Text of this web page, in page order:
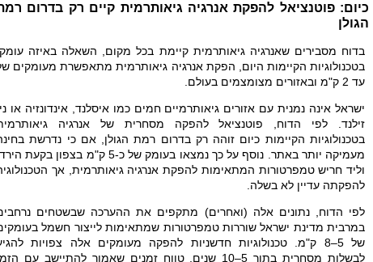
כיום: פוטנציאל להפקת אנרגיה גיאותרמית קיים רק בדרום
הגולן
בדוח מסבירים שאנרגיה גיאותרמית קיימת בכל מקום, השאלה באיזה
בטכנולוגיות הקיימות היום, הפקת אנרגיה גיאותרמית מתאפשרת מעומקים
עד 2 ק"מ ובאזורים מצומצמים בעולם.
ישראל אינה נמנית עם אזורים גיאותרמיים חמים כמו איסלנד, אינדונזיה או
זילנד. לפי הדוח, פוטנציאל להפקה מסחרית של אנרגיה
בטכנולוגיות הקיימות כיום זוהה רק בדרום רמת הגולן, אם כי נדרשת
מעמיקה יותר באתר
נוסף על כך נמצאו בעומק של כ-5 ק"מ בצפון בקעת
וליד חריש טמפרטורות המתאימות להפקת אנרגיה גיאותרמית, אך
להפקתה עדיין לא בשלה.
לפי הדוח, נתונים אלה (ואחרים) מתקפים את ההערכה שבשטחים
במרבית מדינת ישראל שוררות טמפרטורות שמתאימות לייצור חשמל
של 5–8 ק"מ. טכנולוגיות חדשניות להפקה מעומקים אלה צפויות
לבשלות מסחרית בתוך 5–10 שנים, טווח זמנים שאמור להתיישב עם